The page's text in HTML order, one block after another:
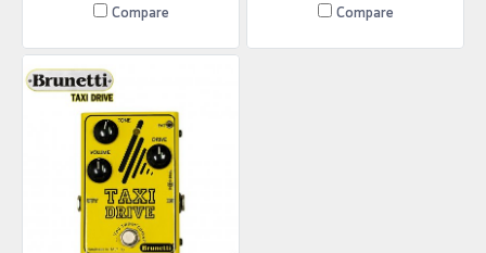
Compare Compare